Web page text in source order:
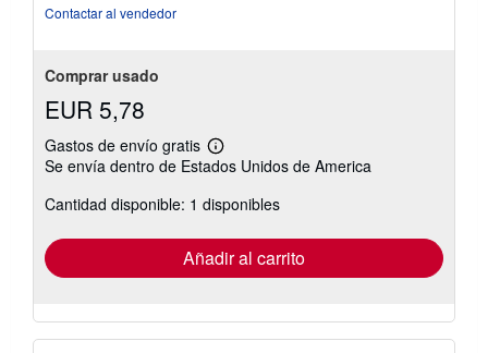
Contactar al vendedor
Comprar usado
EUR 5,78
Gastos de envío gratis
Más
información
las
tarifas
envío
Se envía dentro de Estados Unidos de America
Cantidad disponible: 1 disponibles
Añadir al carrito